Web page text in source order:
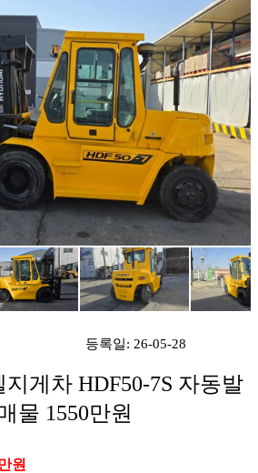
등록일: 26-05-28
게차 HDF50-7S 자동발
물 1550만원
원